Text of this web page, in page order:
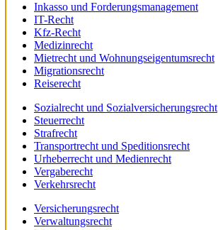
Inkasso und Forderungsmanagement
IT-Recht
Kfz-Recht
Medizinrecht
Mietrecht und Wohnungseigentumsrecht
Migrationsrecht
Reiserecht
Sozialrecht und Sozialversicherungsrecht
Steuerrecht
Strafrecht
Transportrecht und Speditionsrecht
Urheberrecht und Medienrecht
Vergaberecht
Verkehrsrecht
Versicherungsrecht
Verwaltungsrecht